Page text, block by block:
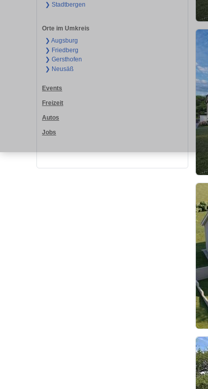
❯ Stadtbergen
Orte im Umkreis
❯ Augsburg
❯ Friedberg
❯ Gersthofen
❯ Neusäß
Events
Freizeit
Autos
Jobs